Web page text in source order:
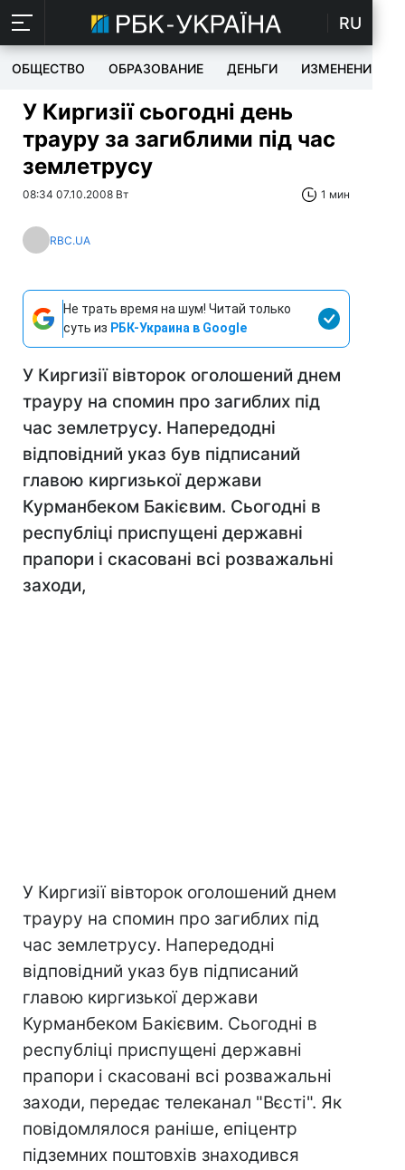
RU
ОБЩЕСТВО ОБРАЗОВАНИЕ ДЕНЬГИ ИЗМЕНЕНИЯ
У Киргизії сьогодні день
трауру за загиблими під час
землетрусу
08:34 07.10.2008 Вт 1 мин
RBC.UA
Не трать время на шум! Читай только
суть из РБК-Украина в Google
У Киргизії вівторок оголошений днем
трауру на спомин про загиблих під
час землетрусу. Напередодні
відповідний указ був підписаний
главою киргизької держави
Курманбеком Бакієвим. Сьогодні в
республіці приспущені державні
прапори і скасовані всі розважальні
заходи,
У Киргизії вівторок оголошений днем
трауру на спомин про загиблих під
час землетрусу. Напередодні
відповідний указ був підписаний
главою киргизької держави
Курманбеком Бакієвим. Сьогодні в
республіці приспущені державні
прапори і скасовані всі розважальні
заходи, передає телеканал "Вєсті". Як
повідомлялося раніше, епіцентр
підземних поштовхів знаходився